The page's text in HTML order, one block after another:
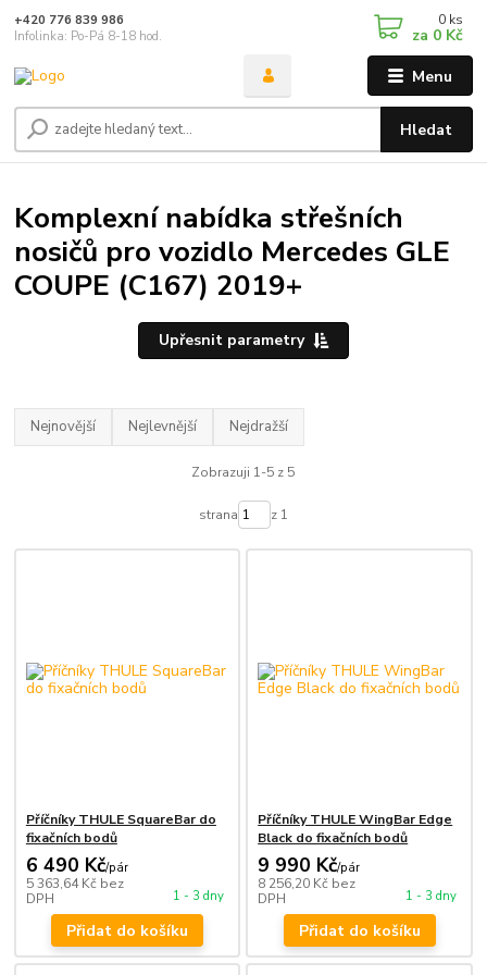
Menu
Hledat
+420 776 839 986
Infolinka: Po-Pá 8-18 hod.
0 ks
za 0 Kč
Komplexní nabídka střešních
nosičů pro vozidlo Mercedes GLE
COUPE (C167) 2019+
Upřesnit parametry
Nejnovější Nejlevnější Nejdražší
Zobrazuji 1-5 z 5
strana z 1
Příčníky THULE SquareBar do
fixačních bodů
6 490 Kč/pár
5 363,64 Kč bez
DPH
1 - 3 dny
Přidat do košíku
Příčníky THULE WingBar Edge
Black do fixačních bodů
9 990 Kč/pár
8 256,20 Kč bez
DPH
1 - 3 dny
Přidat do košíku